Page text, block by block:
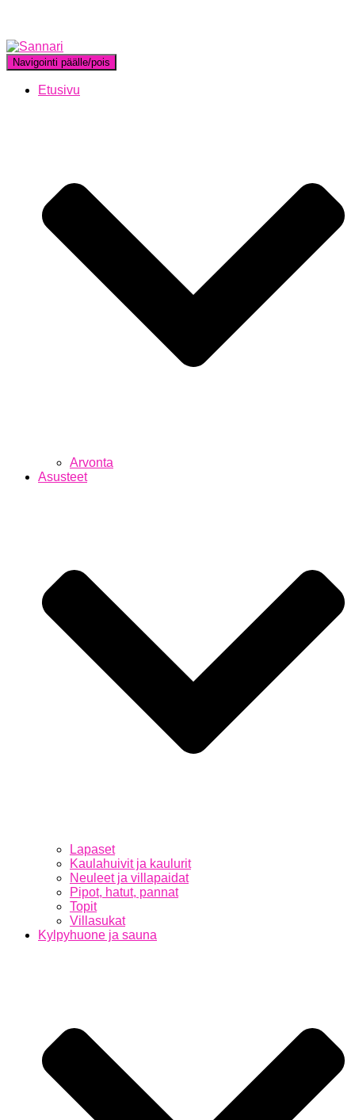
Navigointi päälle/pois
Etusivu
Arvonta
Asusteet
Lapaset
Kaulahuivit ja kaulurit
Neuleet ja villapaidat
Pipot, hatut, pannat
Topit
Villasukat
Kylpyhuone ja sauna